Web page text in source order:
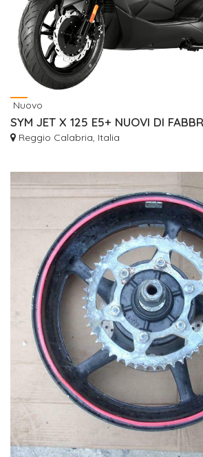
Nuovo
SYM JET X 125 E5+ NUOVI DI
Reggio Calabria, Italia